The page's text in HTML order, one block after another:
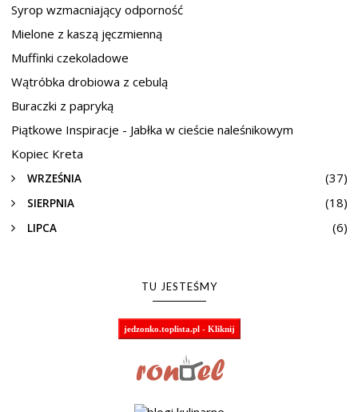
Syrop wzmacniający odporność
Mielone z kaszą jęczmienną
Muffinki czekoladowe
Wątróbka drobiowa z cebulą
Buraczki z papryką
Piątkowe Inspiracje - Jabłka w cieście naleśnikowym
Kopiec Kreta
WRZEŚNIA (37)
SIERPNIA (18)
LIPCA (6)
TU JESTEŚMY
jedzonko.toplista.pl - Kliknij